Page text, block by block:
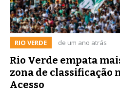
RIO VERDE de um ano atrás
Rio Verde empata
zona de classificação
Acesso